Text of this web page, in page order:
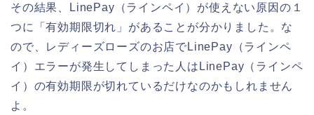
その結果、LinePay（ラインペイ）が使えない原因の１
つに「有効期限切れ」があることが分かりました。な
ので、レディーズローズのお店でLinePay（ラインペ
イ）エラーが発生してしまった人はLinePay（ラインペ
イ）の有効期限が切れているだけなのかもしれません
よ。